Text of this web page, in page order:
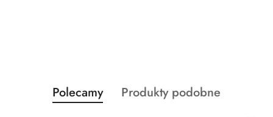
Pomiń karuzelę produktów
Produkty
o
Polecamy
Produkty
Produkty podobne